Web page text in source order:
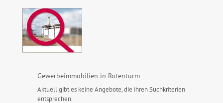
Gewerbeimmobilien in Rotenturm
Aktuell gibt es keine Angebote, die ihren Suchkriterien
entsprechen.